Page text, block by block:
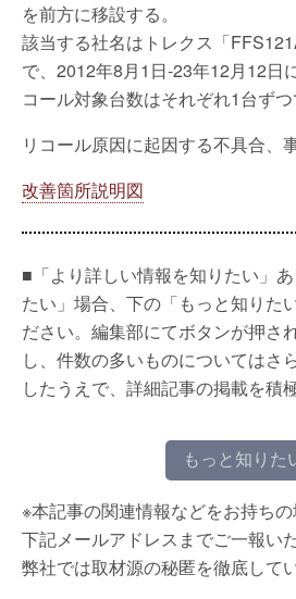
を前方に移設する。
該当する社名はトレクス「
で、2012年8月1日-23年12月12日
コール対象台数はそれぞれ1台ずつ
リコール原因に起因する不具合、
改善箇所説明図
■「より詳しい情報を知りたい」
たい」場合、下の「もっと知りた
ださい。編集部にてボタンが押さ
し、件数の多いものについてはさ
したうえで、詳細記事の掲載を積
もっと知りた
※本記事の関連情報などをお持ち
下記メールアドレスまでご一報い
弊社では取材源の秘匿を徹底してい